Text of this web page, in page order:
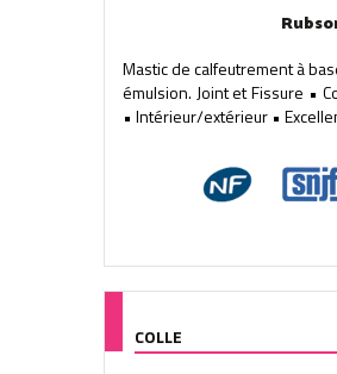
Mastic de calfeutrement à
émulsion. Joint et Fissure •
• Intérieur/extérieur •
COLLE